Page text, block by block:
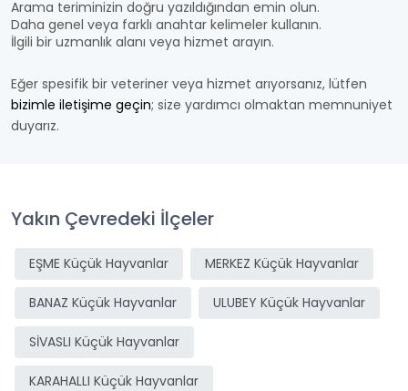
Arama teriminizin doğru yazıldığından emin olun.
Daha genel veya farklı anahtar kelimeler kullanın.
İlgili bir uzmanlık alanı veya hizmet arayın.
Eğer spesifik bir veteriner veya hizmet arıyorsanız, lütfen
bizimle iletişime geçin; size yardımcı olmaktan memnuniyet
duyarız.
Yakın Çevredeki İlçeler
EŞME Küçük Hayvanlar MERKEZ Küçük Hayvanlar
BANAZ Küçük Hayvanlar ULUBEY Küçük Hayvanlar
SİVASLI Küçük Hayvanlar
KARAHALLI Küçük Hayvanlar